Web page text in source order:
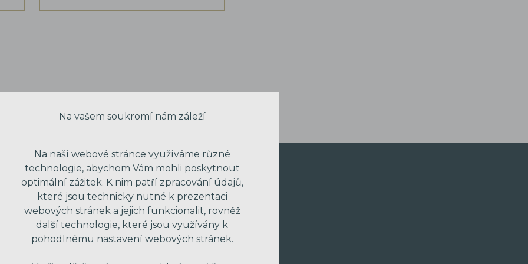
VAŠE JMÉNO
Na vašem soukromí nám záleží
Na naší webové stránce využíváme různé
technologie, abychom Vám mohli poskytnout
optimální zážitek. K nim patří zpracování údajů,
které jsou technicky nutné k prezentaci
webových stránek a jejich funkcionalit, rovněž
další technologie, které jsou využívány k
pohodlnému nastavení webových stránek.